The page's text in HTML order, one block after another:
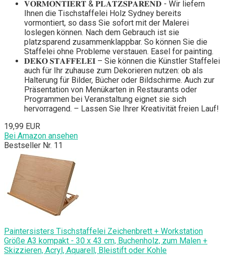
𝐕𝐎𝐑𝐌𝐎𝐍𝐓𝐈𝐄𝐑𝐓 & 𝐏𝐋𝐀𝐓𝐙𝐒𝐏𝐀𝐑𝐄𝐍𝐃 - Wir liefern
Ihnen die Tischstaffelei Holz Sydney bereits
vormontiert, so dass Sie sofort mit der Malerei
loslegen können. Nach dem Gebrauch ist sie
platzsparend zusammenklappbar. So können Sie die
Staffelei ohne Probleme verstauen. Easel for painting.
𝐃𝐄𝐊𝐎 𝐒𝐓𝐀𝐅𝐅𝐄𝐋𝐄𝐈 – Sie können die Künstler Staffelei
auch für Ihr zuhause zum Dekorieren nutzen: ob als
Halterung für Bilder, Bücher oder Bildschirme. Auch zur
Präsentation von Menükarten in Restaurants oder
Programmen bei Veranstaltung eignet sie sich
hervorragend. – Lassen Sie Ihrer Kreativität freien Lauf!
19,99 EUR
Bei Amazon ansehen
Bestseller Nr. 11
Paintersisters Tischstaffelei Zeichenbrett + Workstation
Größe A3 kompakt - 30 x 43 cm, Buchenholz, zum Malen +
Skizzieren, Acryl, Aquarell, Bleistift oder Kohle